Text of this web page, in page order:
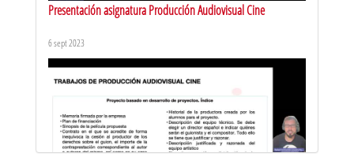
Presentación asignatura Producción Audiovisual Cine
6 sept 2023